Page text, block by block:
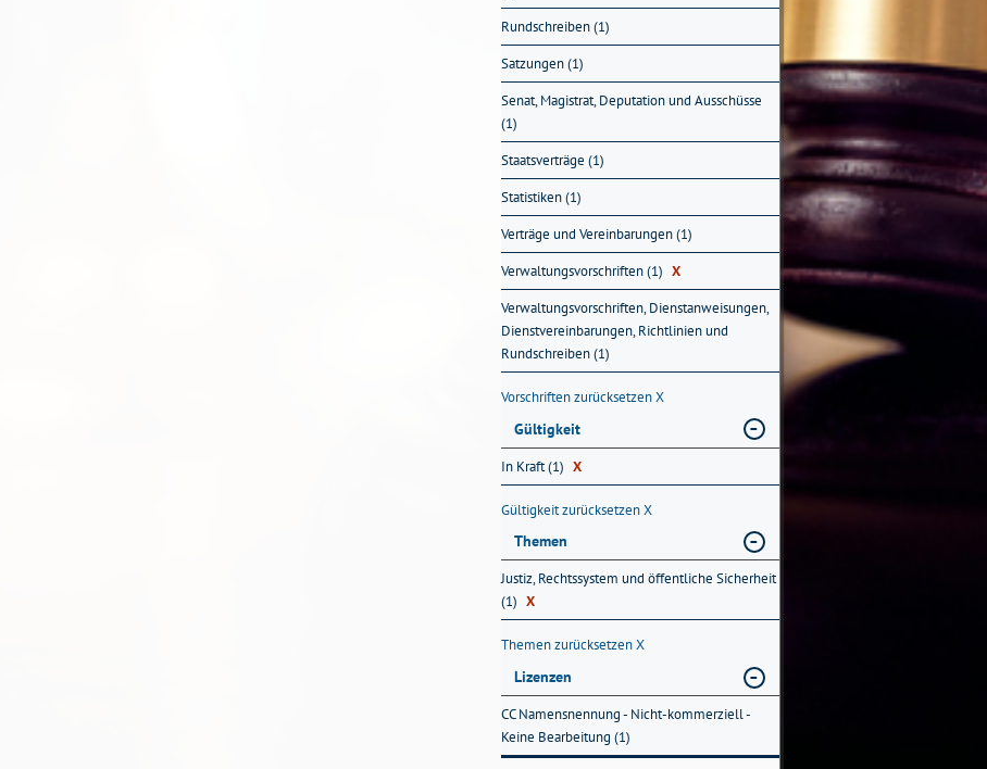
Rundschreiben (1)
Satzungen (1)
Senat, Magistrat, Deputation und Ausschüsse
(1)
Staatsverträge (1)
Statistiken (1)
Verträge und Vereinbarungen (1)
Verwaltungsvorschriften (1) X
Verwaltungsvorschriften, Dienstanweisungen,
Dienstvereinbarungen, Richtlinien und
Rundschreiben (1)
Vorschriften zurücksetzenX
Gültigkeit
In Kraft (1) X
Gültigkeit zurücksetzenX
Themen
Justiz, Rechtssystem und öffentliche Sicherheit
(1) X
Themen zurücksetzenX
Lizenzen
CC Namensnennung - Nicht-kommerziell -
Keine Bearbeitung (1)